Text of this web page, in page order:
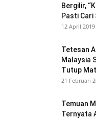
Bergilir,
Pasti Cari
12 April 2019
Tetesan
Malaysia
Tutup
21 Februari
Temuan
Ternyata